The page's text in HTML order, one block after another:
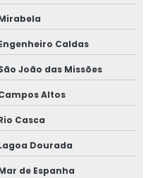
Caldas
João das Missões
Altos
Casca
Dourada
de Espanha